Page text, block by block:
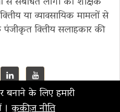
या व्यावसायिक मामलों से
वित्तीय सलाहकार की
के लिए हमारी